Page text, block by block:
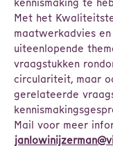
kennismaking te
Met het
maatwerkadvies
uiteenlopende
vraagstukken
circulariteit, maar
gerelateerde
Mail voor meer